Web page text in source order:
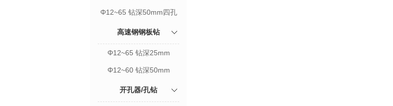
Φ12~65 钻深50mm四孔
高速钢钢板钻
Φ12~65 钻深25mm
Φ12~60 钻深50mm
开孔器/孔钻